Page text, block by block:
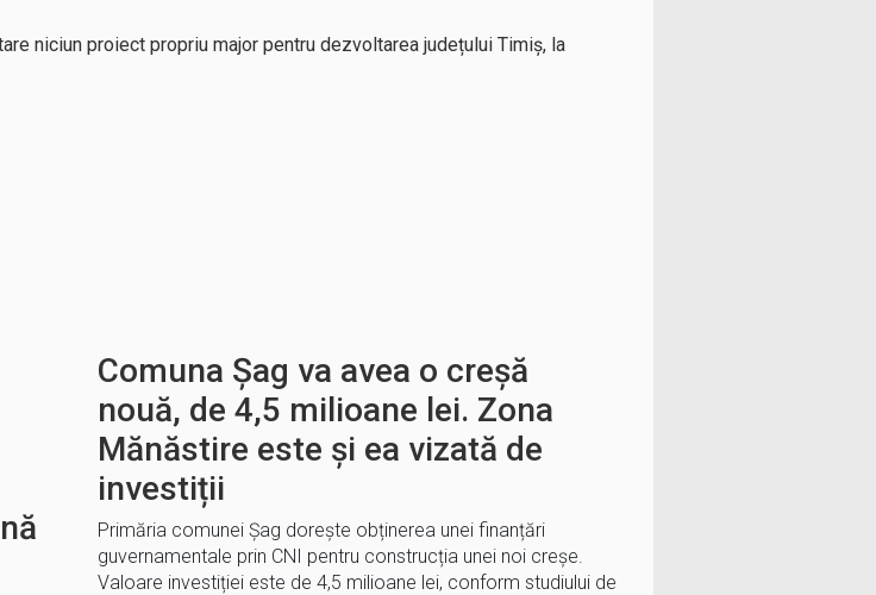
niciun proiect propriu major pentru dezvoltarea județului Timiș, la
Comuna Șag va avea o creșă
nouă, de 4,5 milioane lei. Zona
Mănăstire este și ea vizată de
investiții
Primăria comunei Șag dorește obținerea unei finanțări
guvernamentale prin CNI pentru construcția unei noi creșe.
Valoare investiției este de 4,5 milioane lei, conform studiului de